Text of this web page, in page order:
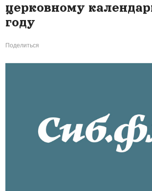
церковному
году
Поделиться